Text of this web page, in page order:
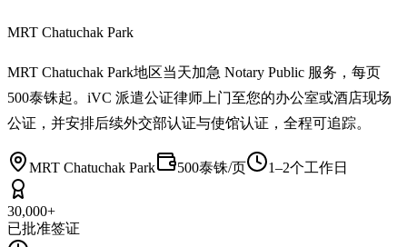
MRT Chatuchak Park
MRT Chatuchak Park地区当天加急 Notary Public 服务，每页
500泰铢起。iVC 派遣公证律师上门至您的办公室或酒店现场
公证，并安排后续外交部认证与使馆认证，全程可追踪。
MRT Chatuchak Park 500泰铢/页 1–2个工作日
30,000+
已批准签证